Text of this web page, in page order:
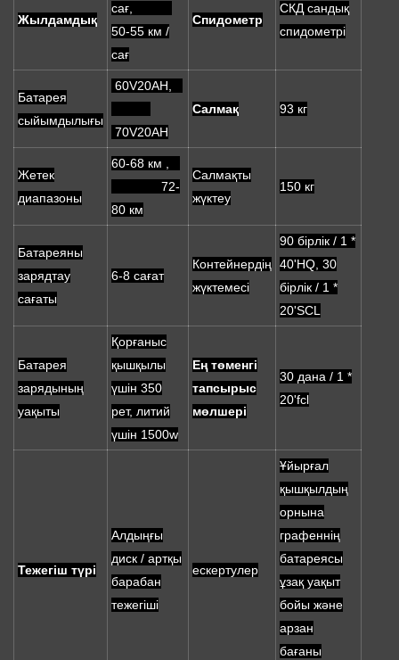
Жылдамдық
сағ,
50-55 км /
сағ
Спидометр
СКД сандық
спидометрі
Батарея
сыйымдылығы
60V20AH,
70V20AH
Салмақ 93 кг
Жетек
диапазоны
60-68 км ,
72-
80 км
Салмақты
жүктеу
150 кг
Батареяны
зарядтау
сағаты
6-8 сағат
Контейнердің
жүктемесі
90 бірлік / 1 *
40'HQ, 30
бірлік / 1 *
20'SCL
Батарея
зарядының
уақыты
Қорғаныс
қышқылы
үшін 350
рет, литий
үшін 1500w
Ең төменгі
тапсырыс
мөлшері
30 дана / 1 *
20'fcl
Тежегіш түрі
Алдыңғы
диск / артқы
барабан
тежегіші
ескертулер
Ұйырғал
қышқылдың
орнына
графеннің
батареясы
ұзақ уақыт
бойы және
арзан
бағаны